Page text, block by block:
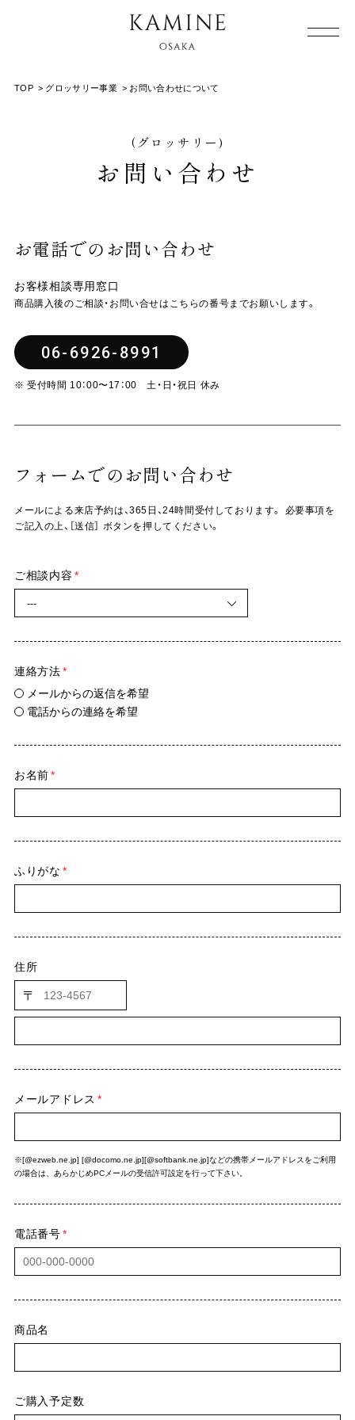
TOP > グロッサリー事業 > お問い合わせについて
(グロッサリー)
お問い合わせ
お電話でのお問い合わせ
お客様相談専用窓口
商品購入後のご相談・お問い合せはこちらの番号までお願いします。
06-6926-8991
※ 受付時間 10：00〜17：00 土・日・祝日 休み
フォームでのお問い合わせ
メールによる来店予約は、365日、24時間受付しております。 必要事項を
ご記入の上、［送信］ ボタンを押してください。
ご相談内容 *
連絡方法*
メールからの返信を希望
電話からの連絡を希望
お名前*
ふりがな *
住所
〒
メールアドレス *
※[@ezweb.ne.jp] [@docomo.ne.jp][@softbank.ne.jp]などの携帯メールアドレスをご利用
の場合は、あらかじめPCメールの受信許可設定を行って下さい。
電話番号*
商品名
ご購入予定数